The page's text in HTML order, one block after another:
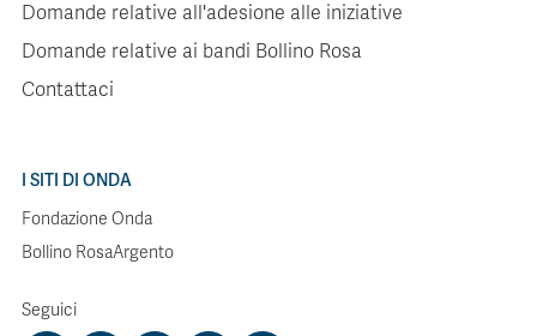
Domande relative all'adesione alle iniziative
Domande relative ai bandi Bollino Rosa
Contattaci
I SITI DI ONDA
Fondazione Onda
Bollino RosaArgento
Seguici